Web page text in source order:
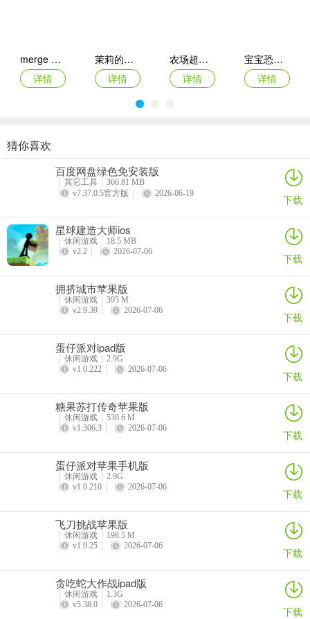
巴氏海鱼：凌晨4点开启游戏5次
赤水母：水母拍照10次
独角鲸：画面左上角点击5000下
双吻前口蝠鱝：分享蝠鲼照片3次
鲸鲨：从通知栏启动应用
1、界面方面
首先，这是个tap游戏，时间充裕自己慢慢点，要是懒得点可以用按键
然后，由于有珊瑚每秒自动产出，可以攒着狂升珊瑚，退出挂机。
命，有能力的情况下请先买鱼，需求过高后再慢慢升级珊瑚礁珊瑚。
第一个技能是每秒自动点十次，持续5分钟，也就是5分钟会自动点三
生命数×5000。
第三个技能是使产出乘5，5倍收入，持续5分钟。
第四个技能是看广告使前三个技能CD归零，注意，若你刚刚开启第
一、第三技能，使用第四技能后效果清除，请等完其持续时间后再使
merge dragons ios版
详情
茉莉的花园ipad版
详情
农场超级传奇苹果版
详情
宝宝恐龙家园ios版
详情
月兔漫游苹果版
人力资源机器ios版
详情
宠物拯救传奇苹果版(Pet Rescue Saga)
鹅鸭杀苹果版
猜你喜欢
百度网盘绿色免安装版
其它工具
366.81 MB
v7.37.0.5官方版
2026-06-19 下载
星球建造大师ios
休闲游戏
18.5 MB
v2.2
2026-07-06 下载
拥挤城市苹果版
休闲游戏
395 M
v2.9.39
2026-07-06 下载
蛋仔派对ipad版
休闲游戏
2.9G
v1.0.222
2026-07-06 下载
糖果苏打传奇苹果版
休闲游戏
530.6 M
v1.306.3
2026-07-06 下载
蛋仔派对苹果手机版
休闲游戏
2.9G
v1.0.210
2026-07-06 下载
飞刀挑战苹果版
休闲游戏
198.5 M
v1.9.25
2026-07-06 下载
贪吃蛇大作战ipad版
休闲游戏
1.3G
v5.38.0
2026-07-06 下载